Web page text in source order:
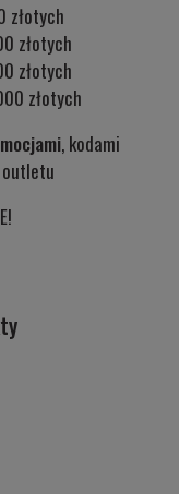
złotych
złotych
złotych
złotych
, kodami